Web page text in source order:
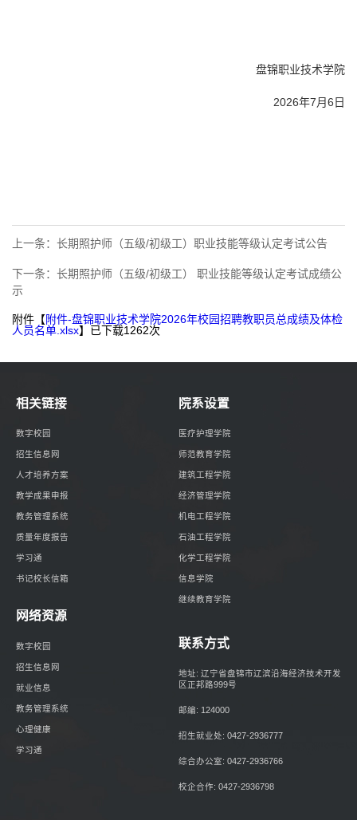
盘锦职业技术学院
2026年7月6日
上一条： 长期照护师（五级/初级工）职业技能等级认定考试公告
下一条： 长期照护师（五级/初级工） 职业技能等级认定考试成绩公
示
附件【附件-盘锦职业技术学院2026年校园招聘教职员总成绩及体检
人员名单.xlsx】已下载1262次
相关链接
数字校园
招生信息网
人才培养方案
教学成果申报
教务管理系统
质量年度报告
学习通
书记校长信箱
院系设置
医疗护理学院
师范教育学院
建筑工程学院
经济管理学院
机电工程学院
石油工程学院
化学工程学院
信息学院
继续教育学院
网络资源
数字校园
招生信息网
就业信息
教务管理系统
心理健康
学习通
联系方式
地址: 辽宁省盘锦市辽滨沿海经济技术开发
区正邦路999号
邮编: 124000
招生就业处: 0427-2936777
综合办公室: 0427-2936766
校企合作: 0427-2936798